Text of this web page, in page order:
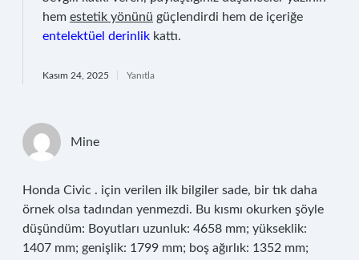
hem estetik yönünü güçlendirdi hem de içeriğe
entelektüel derinlik kattı.
Kasım 24, 2025 Yanıtla
Mine
Honda Civic . için verilen ilk bilgiler sade, bir tık daha
örnek olsa tadından yenmezdi. Bu kısmı okurken şöyle
düşündüm: Boyutları uzunluk: 4658 mm; yükseklik:
1407 mm; genişlik: 1799 mm; boş ağırlık: 1352 mm;